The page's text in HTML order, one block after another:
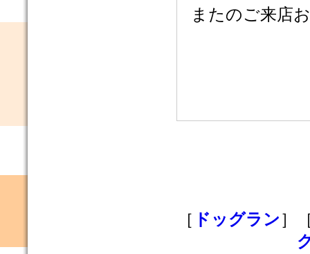
またのご来店
［ ドッグラン］